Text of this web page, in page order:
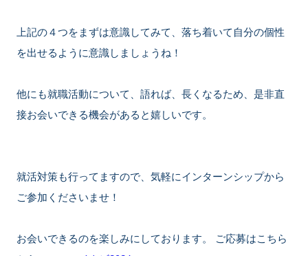
上記の４つをまずは意識してみて、落ち着いて自分の個性
を出せるように意識しましょうね！
他にも就職活動について、語れば、長くなるため、是非直
接お会いできる機会があると嬉しいです。
就活対策も行ってますので、気軽にインターンシップから
ご参加くださいませ！
お会いできるのを楽しみにしております。 ご応募はこちら